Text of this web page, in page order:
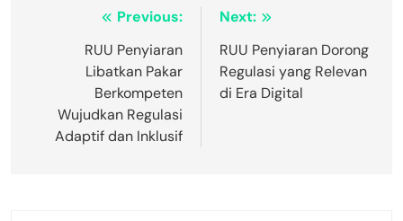
navigation
Previous:
RUU Penyiaran
Libatkan Pakar
Berkompeten
Wujudkan Regulasi
Adaptif dan Inklusif
Next:
RUU Penyiaran Dorong
Regulasi yang Relevan
di Era Digital